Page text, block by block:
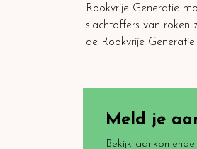
Rookvrije Generatie
slachtoffers van roken
de Rookvrije
Meld je
Bekijk